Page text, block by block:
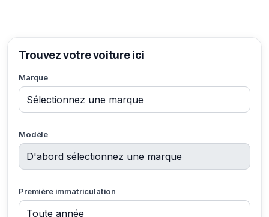
Trouvez votre voiture ici
Marque
Modèle
Première immatriculation